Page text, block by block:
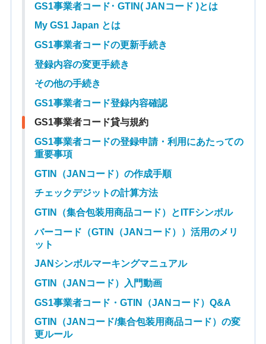
GS1事業者コード･ GTIN( JANコード )とは
My GS1 Japan とは
GS1事業者コードの更新手続き
登録内容の変更手続き
その他の手続き
GS1事業者コード登録内容確認
GS1事業者コード貸与規約
GS1事業者コードの登録申請・利用にあたっての
重要事項
GTIN（JANコード）の作成手順
チェックデジットの計算方法
GTIN（集合包装用商品コード）とITFシンボル
バーコード（GTIN（JANコード））活用のメリ
ット
JANシンボルマーキングマニュアル
GTIN（JANコード）入門動画
GS1事業者コード・GTIN（JANコード）Q&A
GTIN（JANコード/集合包装用商品コード）の変
更ルール